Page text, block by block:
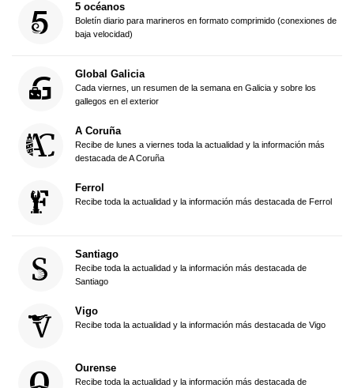
5 océanos
Boletín diario para marineros en formato comprimido (conexiones de
baja velocidad)
Global Galicia
Cada viernes, un resumen de la semana en Galicia y sobre los
gallegos en el exterior
A Coruña
Recibe de lunes a viernes toda la actualidad y la información más
destacada de A Coruña
Ferrol
Recibe toda la actualidad y la información más destacada de Ferrol
Santiago
Recibe toda la actualidad y la información más destacada de
Santiago
Vigo
Recibe toda la actualidad y la información más destacada de Vigo
Ourense
Recibe toda la actualidad y la información más destacada de